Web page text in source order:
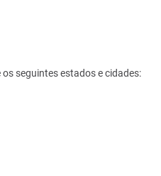
seguintes estados e cidades: